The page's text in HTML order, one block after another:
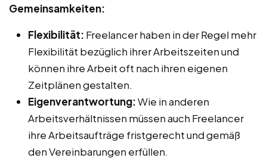
Gemeinsamkeiten:
Flexibilität: Freelancer haben in der Regel mehr
Flexibilität bezüglich ihrer Arbeitszeiten und
können ihre Arbeit oft nach ihren eigenen
Zeitplänen gestalten.
Eigenverantwortung:Wie in anderen
Arbeitsverhältnissen müssen auch Freelancer
ihre Arbeitsaufträge fristgerecht und gemäß
den Vereinbarungen erfüllen.